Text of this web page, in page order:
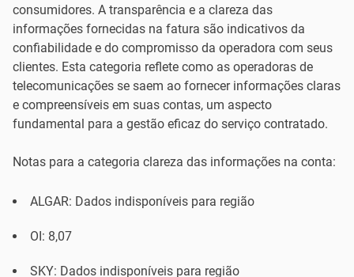
consumidores. A transparência e a clareza das
informações fornecidas na fatura são indicativos da
confiabilidade e do compromisso da operadora com seus
clientes. Esta categoria reflete como as operadoras de
telecomunicações se saem ao fornecer informações claras
e compreensíveis em suas contas, um aspecto
fundamental para a gestão eficaz do serviço contratado.
Notas para a categoria clareza das informações na conta:
ALGAR: Dados indisponíveis para região
OI: 8,07
SKY: Dados indisponíveis para região